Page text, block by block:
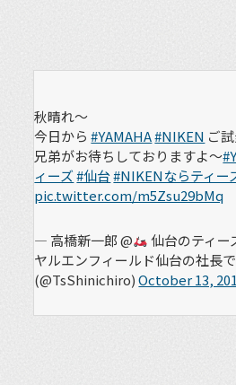
秋晴れ〜
今日から#YAMAHA#NIKEN ご
兄弟がお待ちしておりますよ〜
ィーズ#仙台#NIKENならティー
pic.twitter.com/m5Zsu29bMq
— 高橋新一郎 @
仙台のティ
ヤルエンフィールド仙台の社長
(@TsShinichiro)October 13,